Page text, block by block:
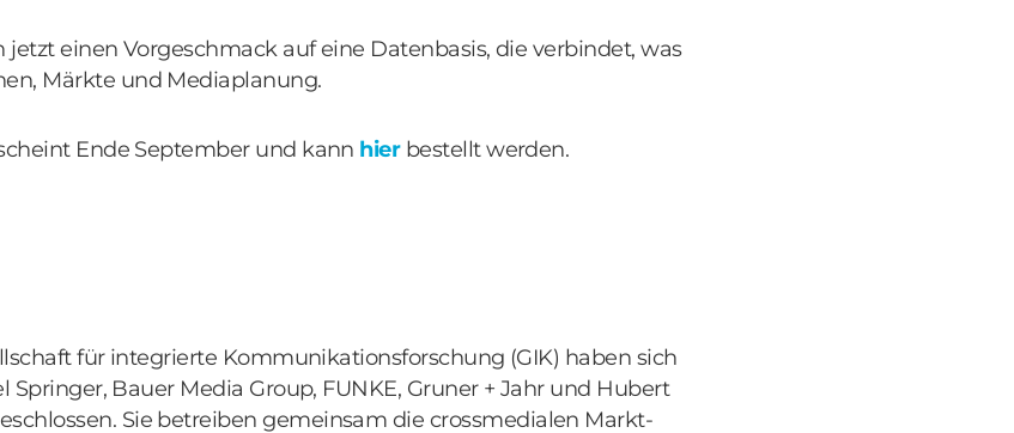
jetzt einen Vorgeschmack auf eine Datenbasis, die verbindet, was
Märkte und Mediaplanung.
Ende September und kann hierbestellt werden.
für integrierte Kommunikationsforschung (GIK) haben sich
Springer, Bauer Media Group, FUNKE, Gruner + Jahr und Hubert
Sie betreiben gemeinsam die crossmedialen Markt-